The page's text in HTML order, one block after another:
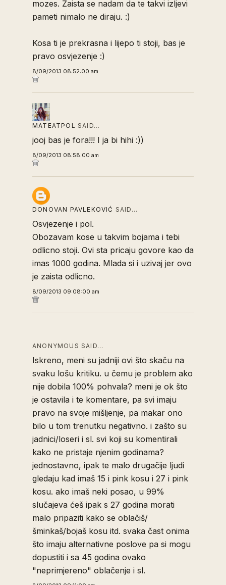
mozes. Zaista se nadam da te takvi izljevi
pameti nimalo ne diraju. :)
Kosa ti je prekrasna i lijepo ti stoji, bas je
pravo osvjezenje :)
8/09/2013 08:52:00 am
MATEATPOL SAID…
jooj bas je fora!!! I ja bi hihi :))
8/09/2013 08:58:00 am
DONOVAN PAVLEKOVIĆ SAID…
Osvjezenje i pol.
Obozavam kose u takvim bojama i tebi
odlicno stoji. Ovi sta pricaju govore kao da
imas 1000 godina. Mlada si i uzivaj jer ovo
je zaista odlicno.
8/09/2013 09:08:00 am
ANONYMOUS SAID…
Iskreno, meni su jadniji ovi što skaču na
svaku lošu kritiku. u čemu je problem ako
nije dobila 100% pohvala? meni je ok što
je ostavila i te komentare, pa svi imaju
pravo na svoje mišljenje, pa makar ono
bilo u tom trenutku negativno. i zašto su
jadnici/loseri i sl. svi koji su komentirali
kako ne pristaje njenim godinama?
jednostavno, ipak te malo drugačije ljudi
gledaju kad imaš 15 i pink kosu i 27 i pink
kosu. ako imaš neki posao, u 99%
slučajeva ćeš ipak s 27 godina morati
malo pripaziti kako se oblačiš/
šminkaš/bojaš kosu itd. svaka čast onima
što imaju alternativne poslove pa si mogu
dopustiti i sa 45 godina ovako
"neprimjereno" oblačenje i sl.